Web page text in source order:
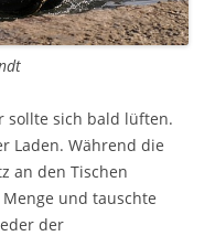
sollte sich bald lüften.
Laden. Während die
an den Tischen
und tauschte
der